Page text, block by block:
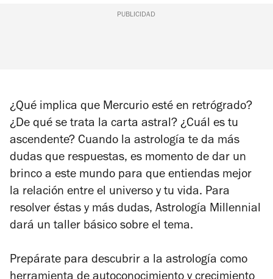
PUBLICIDAD
¿Qué implica que Mercurio esté en retrógrado?
¿De qué se trata la carta astral? ¿Cuál es tu
ascendente? Cuando la astrología te da más
dudas que respuestas, es momento de dar un
brinco a este mundo para que entiendas mejor
la relación entre el universo y tu vida. Para
resolver éstas y más dudas, Astrología Millennial
dará un taller básico sobre el tema.
Prepárate para descubrir a la astrología como